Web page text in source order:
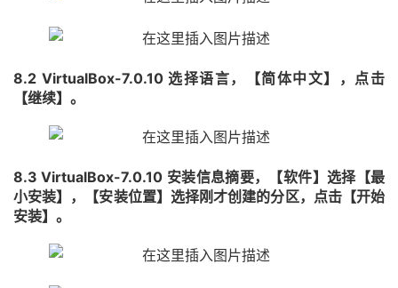
8.2 VirtualBox-7.0.10 选择语言，【简体中文】，点击
【继续】。
8.3 VirtualBox-7.0.10 安装信息摘要，【软件】选择【最
小安装】，【安装位置】选择刚才创建的分区，点击【开始
安装】。